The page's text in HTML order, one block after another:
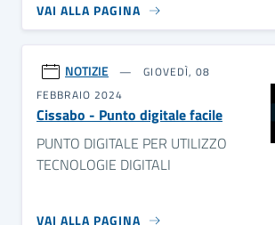
VAI ALLA PAGINA
NOTIZIE
GIOVEDÌ, 08
FEBBRAIO 2024
Cissabo - Punto digitale facile
PUNTO DIGITALE PER UTILIZZO
TECNOLOGIE DIGITALI
VAI ALLA PAGINA